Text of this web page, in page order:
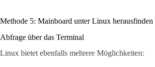
Methode 5: Mainboard unter Linux herausfinden
Abfrage über das Terminal
Linux bietet ebenfalls mehrere Möglichkeiten: